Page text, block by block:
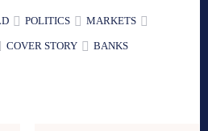
POLITICS MARKETS
COVER STORY BANKS